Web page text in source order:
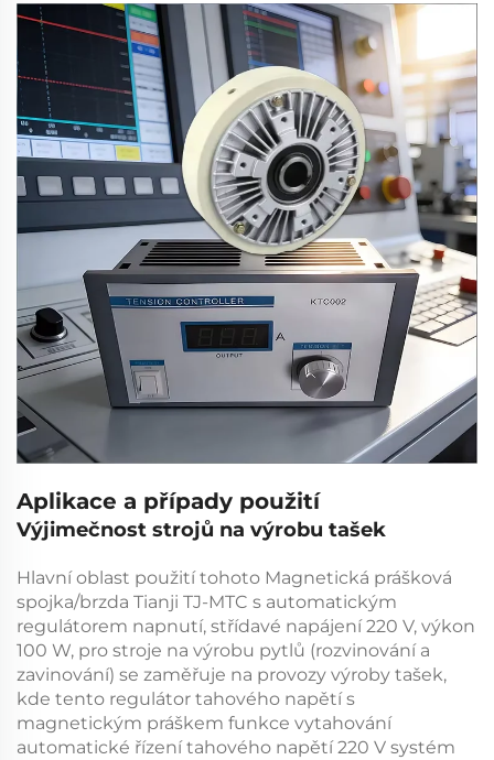
Aplikace a případy použití
Výjimečnost strojů na výrobu tašek
Hlavní oblast použití tohoto Magnetická prášková
spojka/brzda Tianji TJ-MTC s automatickým
regulátorem napnutí, střídavé napájení 220 V, výkon
100 W, pro stroje na výrobu pytlů (rozvinování a
zavinování) se zaměřuje na provozy výroby tašek,
kde tento regulátor tahového napětí s
magnetickým práškem funkce vytahování
automatické řízení tahového napětí 220 V systém